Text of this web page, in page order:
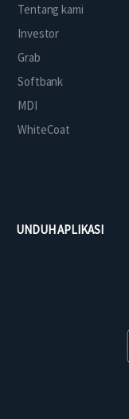
Tentang kami
Investor
Grab
Softbank
MDI
WhiteCoat
UNDUH APLIKASI